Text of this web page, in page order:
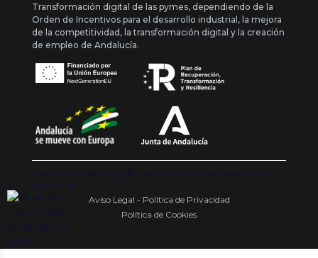
Transformación digital de las pymes, dependiendo de la
Orden de Incentivos para el desarrollo industrial, la mejora
de la competitividad, la transformación digital y la creación
de empleo de Andalucía.
Copyright {{ date('Y') }} ® Franquishop. Todos los derechos
reservados
Aviso Legal - Política de Privacidad
Política de Cookies